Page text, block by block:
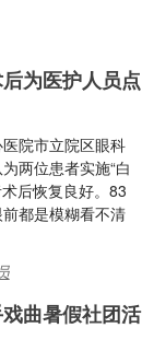
为医护人员点
院市立院区眼科
两位患者实施“白
后恢复良好。83
都是模糊看不清
曲暑假社团活